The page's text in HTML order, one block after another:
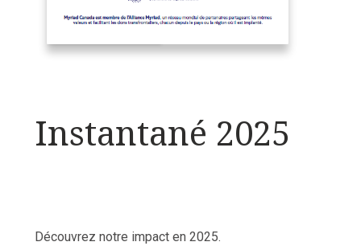
Instantané 2025
Découvrez notre impact en 2025.